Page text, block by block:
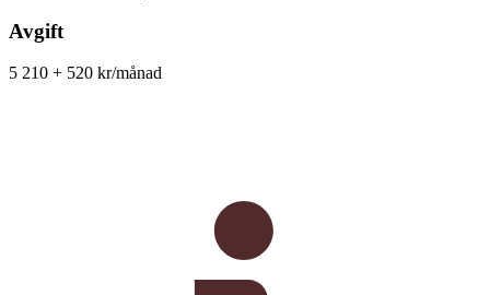
Avgift
5 210 + 520 kr/månad